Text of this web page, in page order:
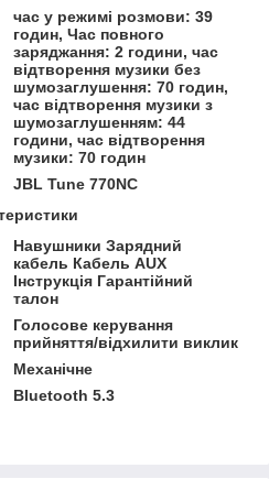
час у режимі розмови: 39
годин, Час повного
заряджання: 2 години, час
відтворення музики без
шумозаглушення: 70 годин,
час відтворення музики з
шумозаглушенням: 44
години, час відтворення
музики: 70 годин
JBL Tune 770NC
Навушники Зарядний
кабель Кабель AUX
Інструкція Гарантійний
талон
Голосове керування
прийняття/відхилити виклик
Механічне
Bluetooth 5.3